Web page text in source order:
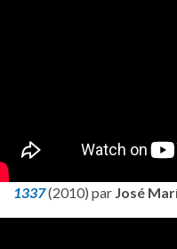
1337(2010) par José